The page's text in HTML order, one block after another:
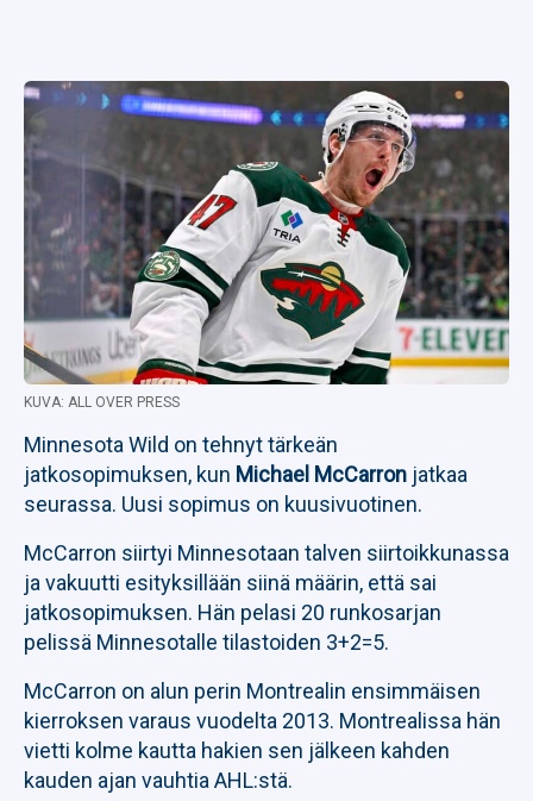
KUVA: ALL OVER PRESS
Minnesota Wild on tehnyt tärkeän
jatkosopimuksen, kun Michael McCarron jatkaa
seurassa. Uusi sopimus on kuusivuotinen.
McCarron siirtyi Minnesotaan talven siirtoikkunassa
ja vakuutti esityksillään siinä määrin, että sai
jatkosopimuksen. Hän pelasi 20 runkosarjan
pelissä Minnesotalle tilastoiden 3+2=5.
McCarron on alun perin Montrealin ensimmäisen
kierroksen varaus vuodelta 2013. Montrealissa hän
vietti kolme kautta hakien sen jälkeen kahden
kauden ajan vauhtia AHL:stä.